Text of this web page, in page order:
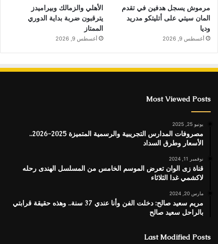
مرموش يسجل هدفين في تقدم
المان سيتي على أتليتكو مدريد
وديا
أغسطس 9, 2026
الأهلي والزمالك وبيراميدز
يترقبون ضربة بداية الدوري
الممتاز
أغسطس 9, 2026
Most Viewed Posts
يونيو 25, 2025
مصروفات المدارس التجريبية والرسمية المتميزة 2025-2026..
الأسعار وطرق السداد
نوفمبر 11, 2024
قناة زى الوان تعرض الموسم الخامس من المسلسل الهندى رحله
لاكشمي غدا الثلاثاء
مارس 20, 2024
مريم سعيد صالح: دخلت الفن وأنا عندي 37 سنة.. وهذه حقيقة قرابتي
بالراحل سعيد صالح
Last Modified Posts